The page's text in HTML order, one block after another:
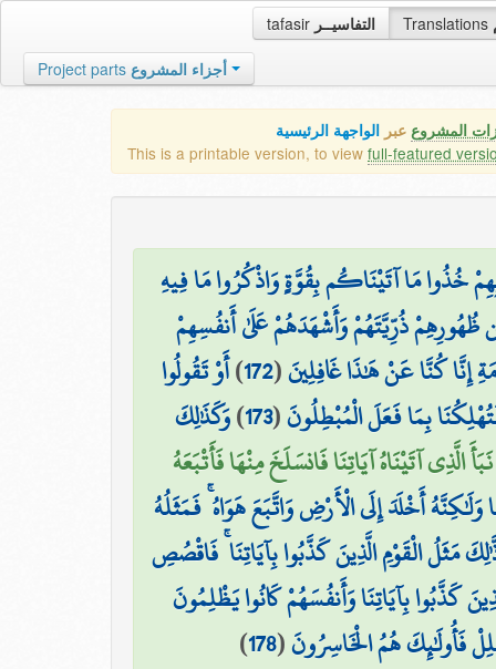
tafasir التفاسيــر Translations
Project parts أجزاء المشروع
المشروع عبر الواجهة الرئيسية
This is a printable version, to view full-featured
خُذُوا مَا آتَيْنَاكُم بِقُوَّةٍ وَاذْكُرُوا مَا فِيهِ
ذُرِّيَّتَهُمْ وَأَشْهَدَهُمْ عَلَىٰ أَنفُسِهِمْ
إِنَّا كُنَّا عَنْ هَٰذَا غَافِلِينَ(
172
)أَوْ تَقُولُوا
بِمَا فَعَلَ الْمُبْطِلُونَ(
173
)وَكَذَٰلِكَ
الَّذِي آتَيْنَاهُ آيَاتِنَا فَانسَلَخَ مِنْهَا فَأَتْبَعَهُ
وَلَٰكِنَّهُ أَخْلَدَ إِلَى الْأَرْضِ وَاتَّبَعَ هَوَاهُ ۚ فَمَثَلُهُ
الْقَوْمِ الَّذِينَ كَذَّبُوا بِآيَاتِنَا ۚ فَاقْصُصِ
كَذَّبُوا بِآيَاتِنَا وَأَنفُسَهُمْ كَانُوا يَظْلِمُونَ
فَأُولَٰئِكَ هُمُ الْخَاسِرُونَ(
178
)